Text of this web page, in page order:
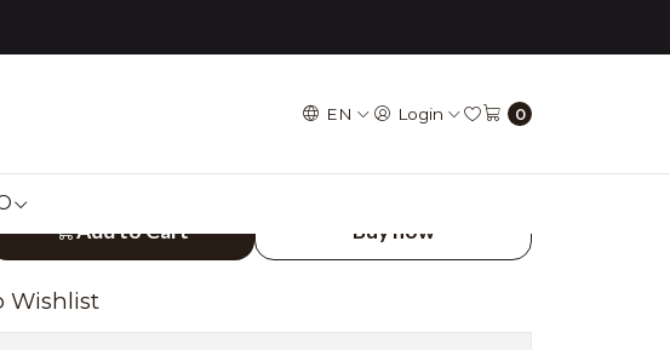
EN Login 0
Cap White (Ajustable)
100% ICON - Snapback Cap
Add to Cart Buy now
Wishlist